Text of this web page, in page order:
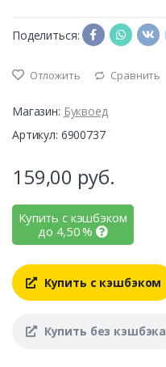
Поделиться:
Отложить Сравнить
Магазин: Буквоед
Артикул: 6900737
159,00 руб.
Купить с кэшбэком
до 4,50%
Купить с кэшбэком
Купить без кэшбэка